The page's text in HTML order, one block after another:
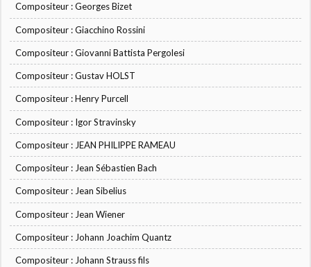
Compositeur : Georges Bizet
Compositeur : Giacchino Rossini
Compositeur : Giovanni Battista Pergolesi
Compositeur : Gustav HOLST
Compositeur : Henry Purcell
Compositeur : Igor Stravinsky
Compositeur : JEAN PHILIPPE RAMEAU
Compositeur : Jean Sébastien Bach
Compositeur : Jean Sibelius
Compositeur : Jean Wiener
Compositeur : Johann Joachim Quantz
Compositeur : Johann Strauss fils